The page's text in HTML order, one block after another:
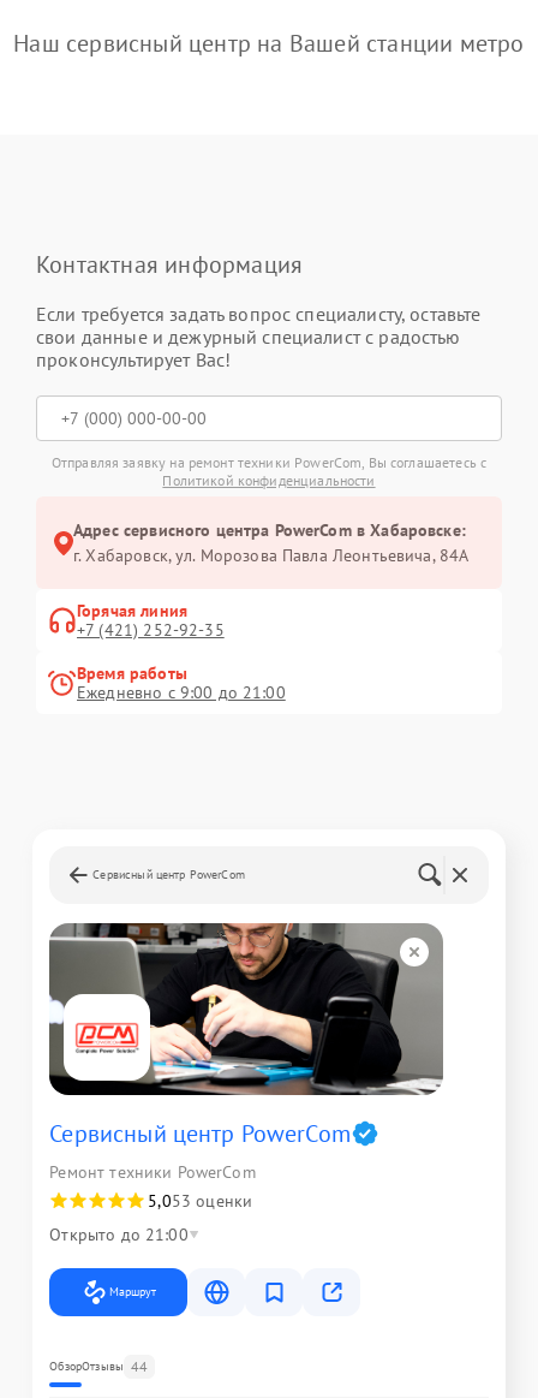
Наш сервисный центр на Вашей станции метро
Контактная информация
Если требуется задать вопрос специалисту, оставьте
свои данные и дежурный специалист с радостью
проконсультирует Вас!
Отправляя заявку на ремонт техники PowerCom, Вы соглашаетесь с
Политикой конфиденциальности
Адрес сервисного центра PowerCom в Хабаровске:
г. Хабаровск, ул. Морозова Павла Леонтьевича, 84А
Горячая линия
+7 (421) 252-92-35
Время работы
Ежедневно с 9:00 до 21:00
Сервисный центр PowerCom
Сервисный центр PowerCom
Ремонт техники PowerCom
5,053 оценки
Открыто до 21:00
Маршрут
ОбзорОтзывы 44